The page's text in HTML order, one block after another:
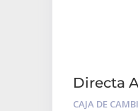
Directa
Fino
CAJA DE